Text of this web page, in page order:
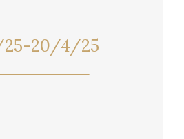
25-20/4/25